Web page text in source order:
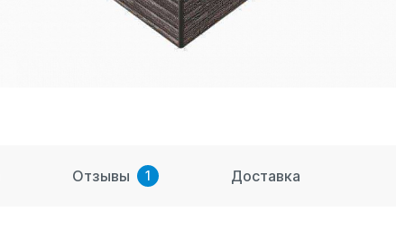
Отзывы 1 Доставка